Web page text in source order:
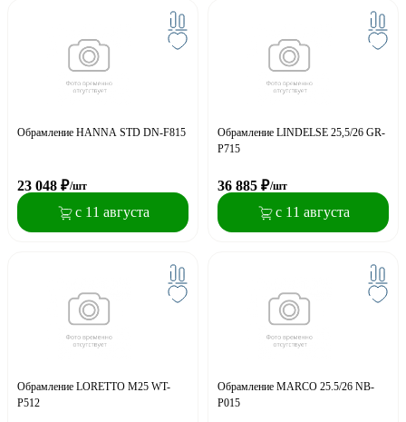
Обрамление HANNA STD DN-F815
23 048 ₽/шт
с 11 августа
Обрамление LINDELSE 25,5/26 GR-
P715
36 885 ₽/шт
с 11 августа
Обрамление LORETTO M25 WT-
P512
Обрамление MARCO 25.5/26 NB-
P015